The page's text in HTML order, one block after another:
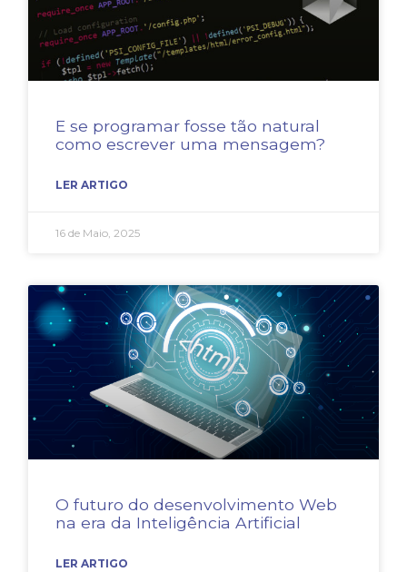
E se programar fosse tão natural
como escrever uma mensagem?
LER ARTIGO
16 de Maio, 2025
O futuro do desenvolvimento Web
na era da Inteligência Artificial
LER ARTIGO